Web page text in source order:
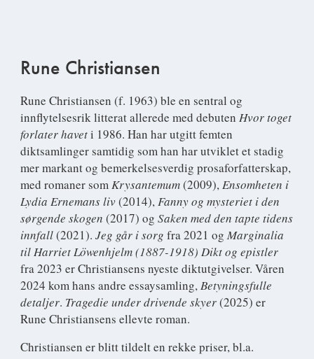
Rune Christiansen
Rune Christiansen (f. 1963) ble en sentral og
innflytelsesrik litterat allerede med debuten Hvor toget
forlater haveti 1986. Han har utgitt femten
diktsamlinger samtidig som han har utviklet et stadig
mer markant og bemerkelsesverdig prosaforfatterskap,
med romaner som Krysantemum(2009), Ensomheten i
Lydia Ernemans liv(2014), Fanny og mysteriet i den
sørgende skogen (2017) og Saken med den tapte tidens
innfall(2021). Jeg går i sorg fra 2021 og Marginalia
til Harriet Löwenhjelm (1887-1918) Dikt og epistler
fra 2023 er Christiansens nyeste diktutgivelser. Våren
2024 kom hans andre essaysamling, Betyningsfulle
detaljer. Tragedie under drivende skyer(2025) er
Rune Christiansens ellevte roman.
Christiansen er blitt tildelt en rekke priser, bl.a.